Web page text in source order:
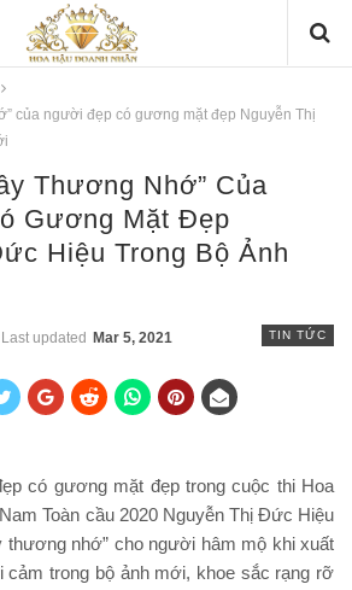
của người đẹp có gương mặt đẹp Nguyễn Thị
Thương Nhớ” Của
Gương Mặt Đẹp
Hiệu Trong Bộ Ảnh
TIN TỨC
Last updated Mar 5, 2021
có gương mặt đẹp trong cuộc thi Hoa
Toàn cầu 2020 Nguyễn Thị Đức Hiệu
thương nhớ” cho người hâm mộ khi xuất
cảm trong bộ ảnh mới, khoe sắc rạng rỡ